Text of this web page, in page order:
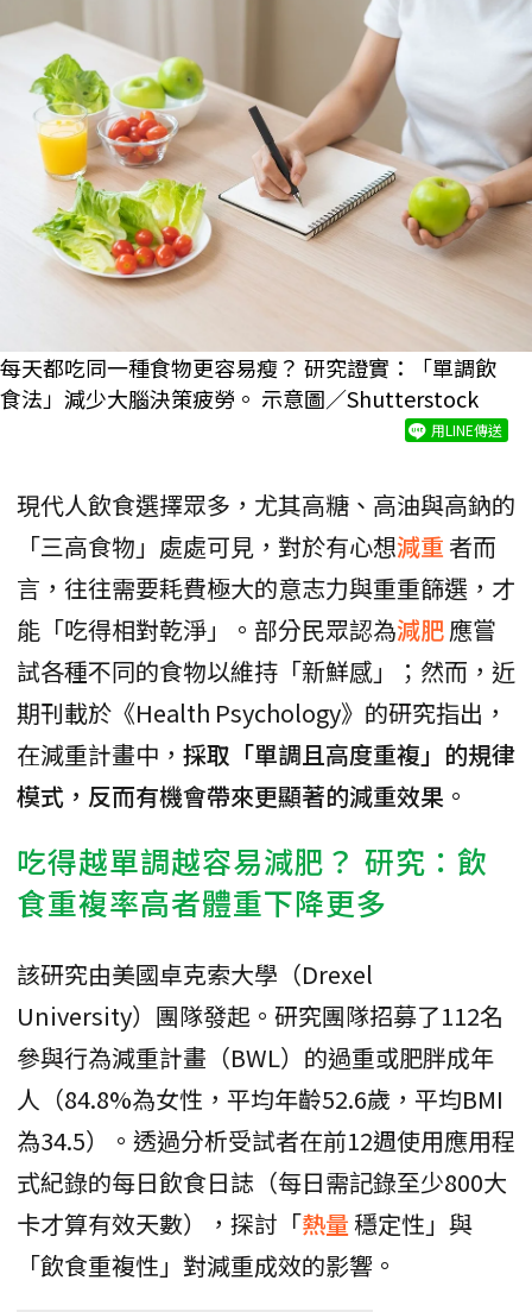
每天都吃同一種食物更容易瘦？ 研究證實：「單調飲
食法」減少大腦決策疲勞。 示意圖／Shutterstock
用LINE傳送
現代人飲食選擇眾多，尤其高糖、高油與高鈉的
「三高食物」處處可見，對於有心想減重 者而
言，往往需要耗費極大的意志力與重重篩選，才
能「吃得相對乾淨」。部分民眾認為減肥應嘗
試各種不同的食物以維持「新鮮感」；然而，近
期刊載於《Health Psychology》的研究指出，
在減重計畫中， 採取「單調且高度重複」的規律
模式，反而有機會帶來更顯著的減重效果 。
吃得越單調越容易減肥？ 研究：飲
食重複率高者體重下降更多
該研究由美國卓克索大學（Drexel
University）團隊發起。研究團隊招募了112名
參與行為減重計畫（BWL）的過重或肥胖成年
人（84.8%為女性，平均年齡52.6歲，平均BMI
為34.5）。透過分析受試者在前12週使用應用程
式紀錄的每日飲食日誌（每日需記錄至少800大
卡才算有效天數），探討「熱量穩定性」與
「飲食重複性」對減重成效的影響。